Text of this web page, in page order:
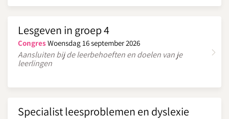
Lesgeven in groep 4
Congres Woensdag 16 september 2026
Aansluiten bij de leerbehoeften en doelen van je
leerlingen
Specialist leesproblemen en dyslexie